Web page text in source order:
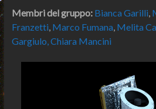
Membri del gruppo: Bianca Garilli,
Franzetti, Marco Fumana, Melita
Gargiulo,Chiara Mancini